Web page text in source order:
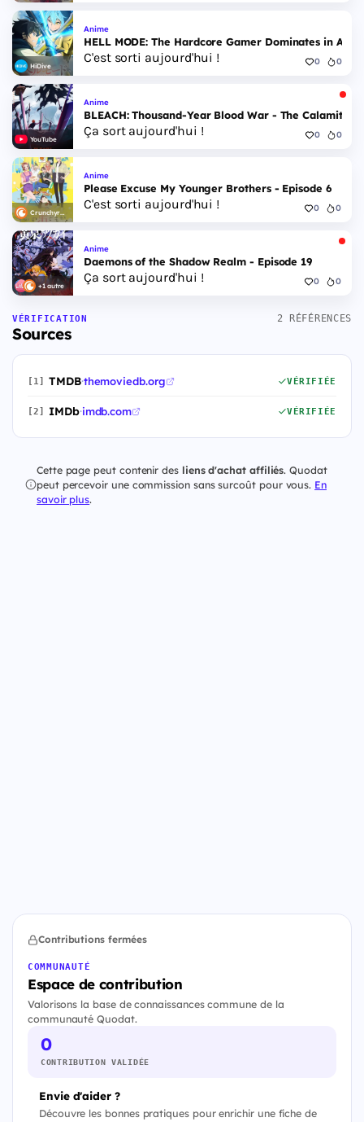
HiDive
Anime
HELL MODE: The Hardcore Gamer Dominates in
C'est sorti aujourd'hui ! 0 0
YouTube
Anime
BLEACH: Thousand-Year Blood War - The Calamity -
Ça sort aujourd'hui ! 0 0
Crunchyroll
Anime
Please Excuse My Younger Brothers - Episode 6
C'est sorti aujourd'hui ! 0 0
+1 autre
Anime
Daemons of the Shadow Realm - Episode 19
Ça sort aujourd'hui ! 0 0
VÉRIFICATION
Sources
2 RÉFÉRENCES
[1] TMDB·themoviedb.org VÉRIFIÉE
[2] IMDb·imdb.com VÉRIFIÉE
Cette page peut contenir des liens d'achat affiliés. Quodat
peut percevoir une commission sans surcoût pour vous. En
savoir plus.
Contributions fermées
COMMUNAUTÉ
Espace de contribution
Valorisons la base de connaissances commune de la
communauté Quodat.
0
CONTRIBUTION VALIDÉE
Envie d'aider ?
Découvre les bonnes pratiques pour enrichir une fiche de